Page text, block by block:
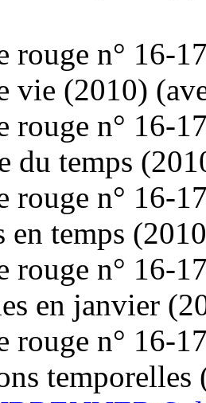
rouge n° 16-
vie (2010)
rouge n° 16-
du temps
rouge n° 16-
en temps
rouge n° 16-
en janvier
rouge n° 16-
temporelles